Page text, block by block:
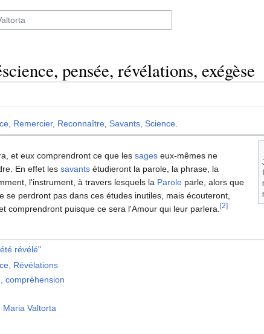
pensée, révélations, exégèse
Remercier, Reconnaître Savants, Science
et eux comprendront ce que les sages eux-mêmes ne
En effet les savants étudieront la parole, la phrase, la
l'instrument, à travers lesquels la Parole parle, alors que
se perdront pas dans ces études inutiles, mais écouteront,
comprendront puisque ce sera l'Amour qui leur parlera. [2]
révélé"
Révélations
compréhension
Valtorta